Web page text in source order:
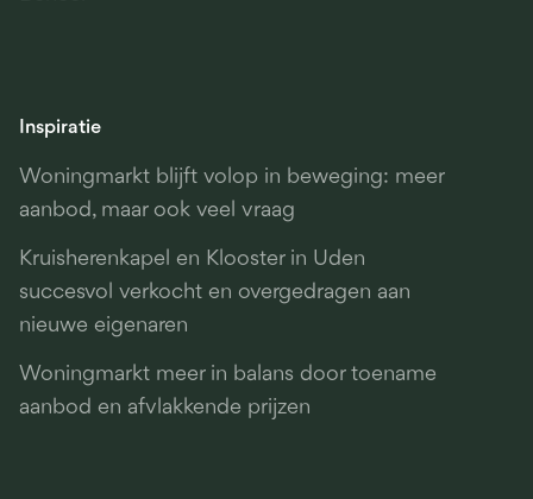
Inspiratie
Woningmarkt blijft volop in beweging: meer
aanbod, maar ook veel vraag
Kruisherenkapel en Klooster in Uden
succesvol verkocht en overgedragen aan
nieuwe eigenaren
Woningmarkt meer in balans door toename
aanbod en afvlakkende prijzen